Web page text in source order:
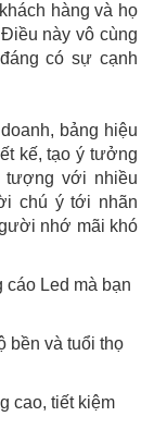
hàng và họ
này vô cùng
có sự cạnh
bảng hiệu
kế, tạo ý tưởng
với nhiều
chú ý tới nhãn
nhớ mãi khó
cáo Led mà bạn
bền và tuổi thọ
cao, tiết kiệm